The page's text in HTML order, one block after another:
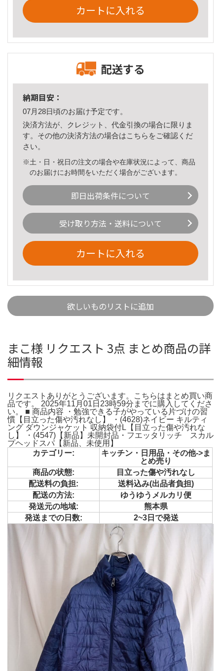
カートに入れる
配送する
納期目安：
07月28日頃のお届け予定です。
決済方法が、クレジット、代金引換の場合に限りま
す。その他の決済方法の場合はこちら をご確認くだ
さい。
※土・日・祝日の注文の場合や在庫状況によって、商品
のお届けにお時間をいただく場合がございます。
即日出荷条件について
受け取り方法・送料について
カートに入れる
欲しいものリストに追加
まこ様 リクエスト 3点 まとめ商品の詳
細情報
リクエストありがとうございます。こちらはまとめ買い商
品です。 2025年11月01日23時59分までに購入してくださ
い。 ■ 商品内容 ・勉強できる子がやっている片づけの習
慣【目立った傷や汚れなし】 ・(4628)ネイビー キルティ
ング ダウンジャケット 収納袋付L【目立った傷や汚れな
し】 ・(4547)【新品】未開封品・フエッタリッチ スカル
プヘッドスパ【新品、未使用】
カテゴリー:
キッチン・日用品・その他->ま
とめ売り
商品の状態:
目立った傷や汚れなし
配送料の負担:
送料込み(出品者負担)
配送の方法:
ゆうゆうメルカリ便
発送元の地域:
熊本県
発送までの日数:
2~3日で発送